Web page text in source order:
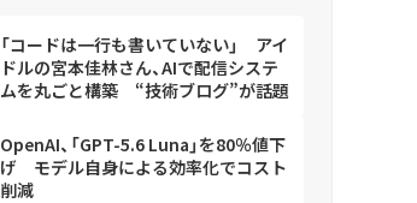
「コードは一行も書いていない」 アイ
ドルの宮本佳林さん、AIで配信システ
ムを丸ごと構築 “技術ブログ”が話題
OpenAI、「GPT-5.6 Luna」を80％値下
げ モデル自身による効率化でコスト
削減